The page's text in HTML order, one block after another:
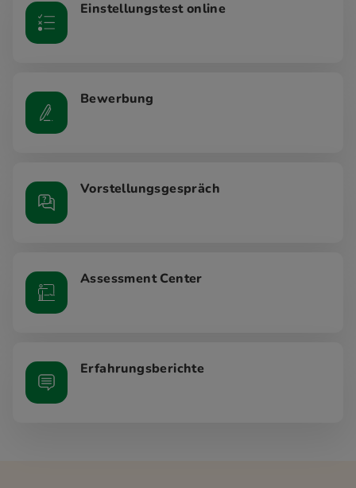
Einstellungstest online
Bewerbung
Vorstellungsgespräch
Assessment Center
Erfahrungsberichte